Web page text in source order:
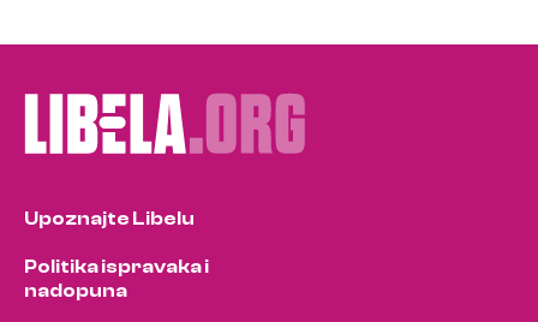
Upoznajte Libelu
Politika ispravaka i
nadopuna